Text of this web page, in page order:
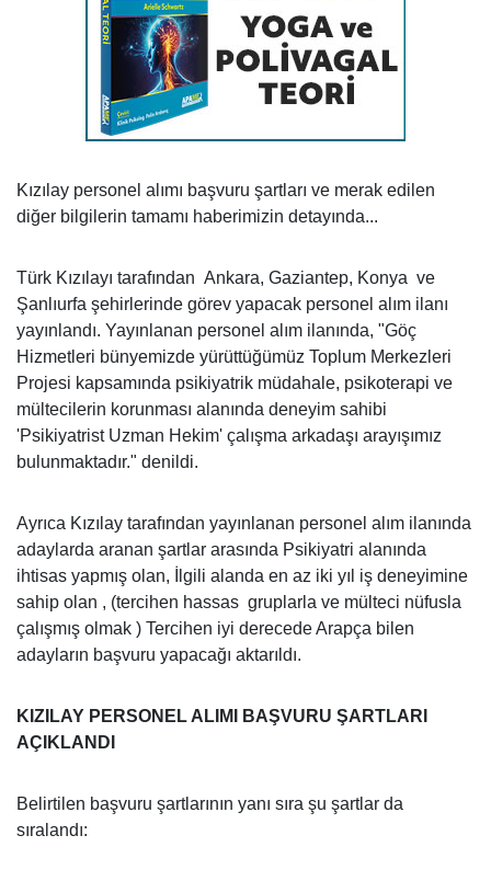
Kızılay personel alımı başvuru şartları ve merak edilen
diğer bilgilerin tamamı haberimizin detayında...
Türk Kızılayı tarafından Ankara, Gaziantep, Konya ve
Şanlıurfa şehirlerinde görev yapacak personel alım ilanı
yayınlandı. Yayınlanan personel alım ilanında, "Göç
Hizmetleri bünyemizde yürüttüğümüz Toplum Merkezleri
Projesi kapsamında psikiyatrik müdahale, psikoterapi ve
mültecilerin korunması alanında deneyim sahibi
'Psikiyatrist Uzman Hekim' çalışma arkadaşı arayışımız
bulunmaktadır." denildi.
Ayrıca Kızılay tarafından yayınlanan personel alım ilanında
adaylarda aranan şartlar arasında Psikiyatri alanında
ihtisas yapmış olan, İlgili alanda en az iki yıl iş deneyimine
sahip olan , (tercihen hassas gruplarla ve mülteci nüfusla
çalışmış olmak ) Tercihen iyi derecede Arapça bilen
adayların başvuru yapacağı aktarıldı.
KIZILAY PERSONEL ALIMI BAŞVURU ŞARTLARI
AÇIKLANDI
Belirtilen başvuru şartlarının yanı sıra şu şartlar da
sıralandı: